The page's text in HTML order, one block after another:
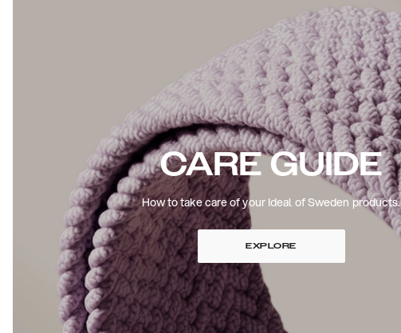
CARE GUIDE
How to take care of your Ideal of Sweden products.
EXPLORE